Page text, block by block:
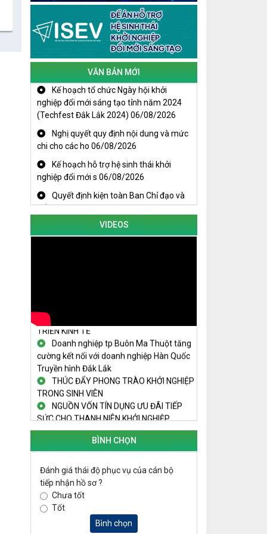
100% Robusta
Cuộc thi trực tuyến tìm hiểu “50 năm
Chiến thắng Buôn Ma Thuột, giải
phóng tỉnh Đắk Lắk (10/3/1975 -
VĂN BẢN MỚI
Kế hoạch tổ chức Ngày hội khởi
nghiệp đổi mới sáng tạo tỉnh năm 2024
(Techfest Đắk Lắk 2024) 06/08/2026
Nghị quyết quy định nội dung và mức
chi cho các ho 06/08/2026
Kế hoạch hỗ trợ hệ sinh thái khởi
nghiệp đổi mới s 06/08/2026
Quyết định kiện toàn Ban Chỉ đạo và
Tổ giúp việc B06/08/2026
VIDEOS
TRAILER TECHFEST DAKLAK 2024
OK1
TRONG SÁNG TẠO KHỞI NGHIỆP, PHÁT
TRIỂN KINH TẾ
Doanh nghiệp tp Buôn Ma Thuột tăng
cường kết nối với doanh nghiệp Hàn Quốc
Truyền hình Đắk Lắk
THÚC ĐẨY PHONG TRÀO KHỞI NGHIỆP
TRONG SINH VIÊN
NGUỒN VỐN TÍN DỤNG ƯU ĐÃI TIẾP
SỨC CHO THANH NIÊN KHỞI NGHIỆP
LAN TỎA TINH THẦN KHỞI NGHIỆP
TRONG THANH NIÊN TẠI HUYỆN KRÔNG
NHỒI
NHÌN LẠI HOẠT ĐỘNG KHỞI NGHIỆP
ĐẮK LẮK GIAI ĐOẠN 2018-2020
KHAI MẠC TECHFEST 2024
BÌNH CHỌN
Đánh giá thái độ phục vụ của cán bộ
tiếp nhận hồ sơ ?
Chưa tốt
Tốt
Bình chọn